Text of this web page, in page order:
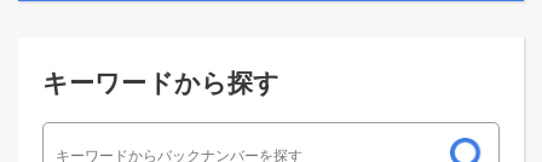
キーワードから探す